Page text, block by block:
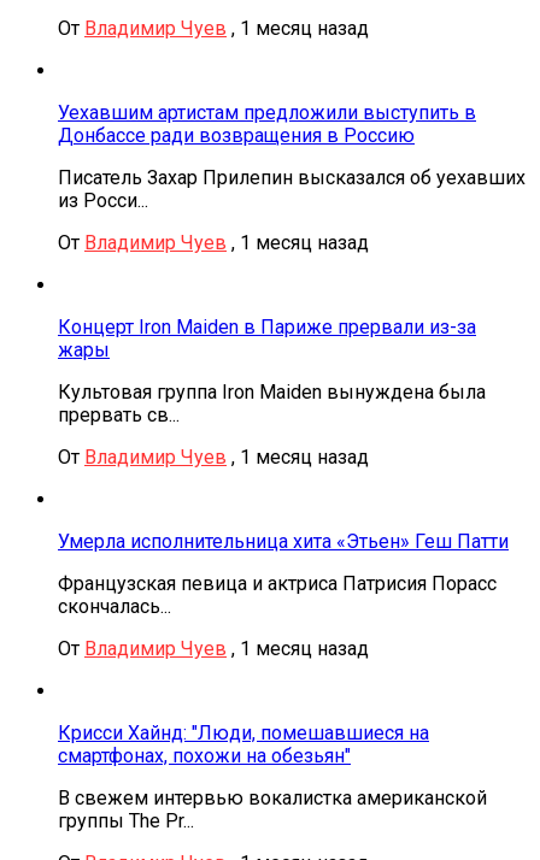
От Владимир Чуев , 1 месяц назад
Уехавшим артистам предложили выступить в
Донбассе ради возвращения в Россию
Писатель Захар Прилепин высказался об уехавших
из Росси...
От Владимир Чуев , 1 месяц назад
Концерт Iron Maiden в Париже прервали из-за
жары
Культовая группа Iron Maiden вынуждена была
прервать св...
От Владимир Чуев , 1 месяц назад
Умерла исполнительница хита «Этьен» Геш Патти
Французская певица и актриса Патрисия Порасс
скончалась...
От Владимир Чуев , 1 месяц назад
Крисси Хайнд: "Люди, помешавшиеся на
смартфонах, похожи на обезьян"
В свежем интервью вокалистка американской
группы The Pr...